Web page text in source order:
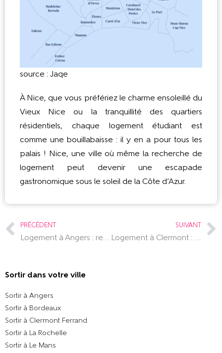
source : Jaqe
À Nice, que vous préfériez le charme ensoleillé du
Vieux Nice ou la tranquillité des quartiers
résidentiels, chaque logement étudiant est
comme une bouillabaisse : il y en a pour tous les
palais ! Nice, une ville où même la recherche de
logement peut devenir une escapade
gastronomique sous le soleil de la Côte d’Azur.
PRÉCÉDENT
Logement à Angers : retrouve le guide des quartiers de la ville
SUIVANT
Logement à Clermont : retrouve le guide des quartiers de la ville
Sortir dans votre ville​
Sortir à Angers
Sortir à Bordeaux
Sortir à Clermont Ferrand
Sortir à La Rochelle
Sortir à Le Mans